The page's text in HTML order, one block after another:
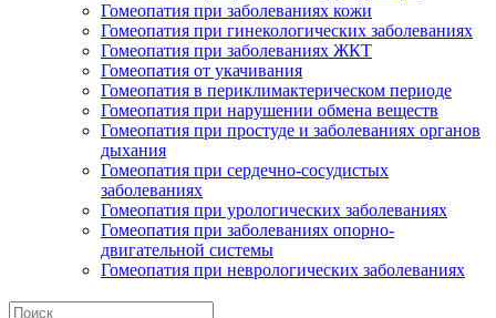
Гомеопатия при заболеваниях кожи
Гомеопатия при гинекологических заболеваниях
Гомеопатия при заболеваниях ЖКТ
Гомеопатия от укачивания
Гомеопатия в периклимактерическом периоде
Гомеопатия при нарушении обмена веществ
Гомеопатия при простуде и заболеваниях органов
дыхания
Гомеопатия при сердечно-сосудистых
заболеваниях
Гомеопатия при урологических заболеваниях
Гомеопатия при заболеваниях опорно-
двигательной системы
Гомеопатия при неврологических заболеваниях